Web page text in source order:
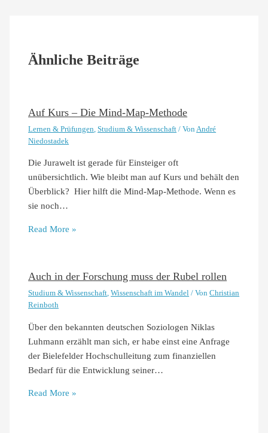
Ähnliche Beiträge
Auf Kurs – Die Mind-Map-Methode
Lernen & Prüfungen,Studium & Wissenschaft / VonAndré
Niedostadek
Die Jurawelt ist gerade für Einsteiger oft
unübersichtlich. Wie bleibt man auf Kurs und behält den
Überblick? Hier hilft die Mind-Map-Methode. Wenn es
sie noch…
Read More »
Auch in der Forschung muss der Rubel rollen
Studium & Wissenschaft,Wissenschaft im Wandel / VonChristian
Reinboth
Über den bekannten deutschen Soziologen Niklas
Luhmann erzählt man sich, er habe einst eine Anfrage
der Bielefelder Hochschulleitung zum finanziellen
Bedarf für die Entwicklung seiner…
Read More »